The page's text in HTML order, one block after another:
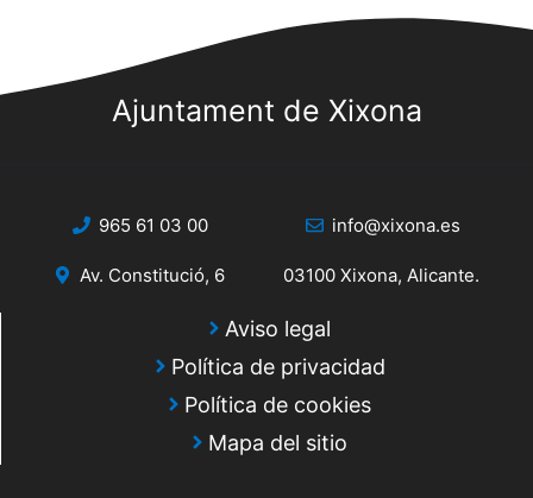
Ajuntament de Xixona
965 61 03 00 info@xixona.es
Av. Constitució, 6 03100 Xixona, Alicante.
Aviso legal
Política de privacidad
Política de cookies
Mapa del sitio